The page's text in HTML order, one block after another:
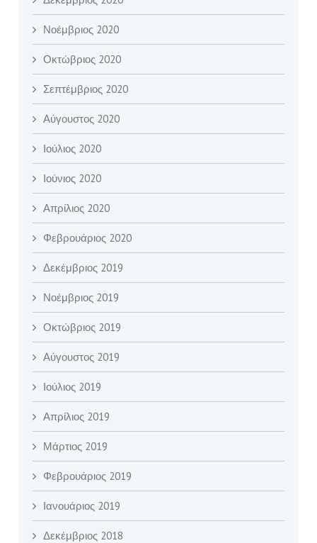
Νοέμβριος 2020
Οκτώβριος 2020
Σεπτέμβριος 2020
Αύγουστος 2020
Ιούλιος 2020
Ιούνιος 2020
Απρίλιος 2020
Φεβρουάριος 2020
Δεκέμβριος 2019
Νοέμβριος 2019
Οκτώβριος 2019
Αύγουστος 2019
Ιούλιος 2019
Απρίλιος 2019
Μάρτιος 2019
Φεβρουάριος 2019
Ιανουάριος 2019
Δεκέμβριος 2018